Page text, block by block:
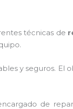
técnicas de
y seguros. El
de